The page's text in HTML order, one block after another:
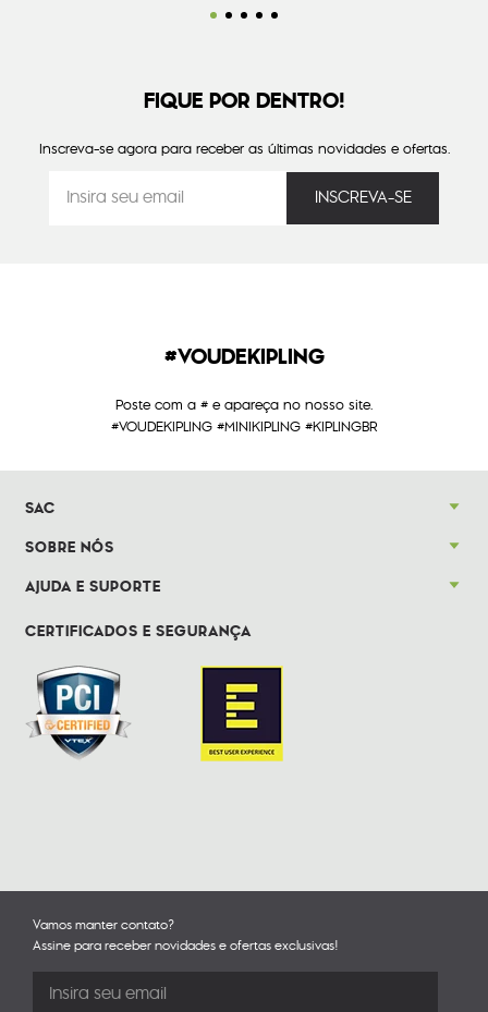
FIQUE POR DENTRO!
Inscreva-se agora para receber as últimas novidades e ofertas.
#VOUDEKIPLING
Poste com a # e apareça no nosso site.
#VOUDEKIPLING #MINIKIPLING #KIPLINGBR
SAC
SOBRE NÓS
AJUDA E SUPORTE
CERTIFICADOS E SEGURANÇA
Vamos manter contato?
Assine para receber novidades e ofertas exclusivas!